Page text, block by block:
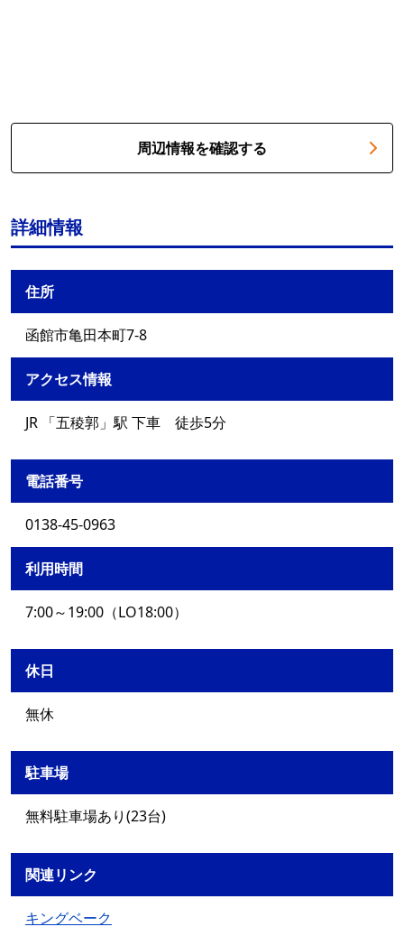
周辺情報を確認する
詳細情報
住所
函館市亀田本町7-8
アクセス情報
JR 「五稜郭」駅 下車 徒歩5分
電話番号
0138-45-0963
利用時間
7:00～19:00（LO18:00）
休日
無休
駐車場
無料駐車場あり(23台)
関連リンク
キングベーク